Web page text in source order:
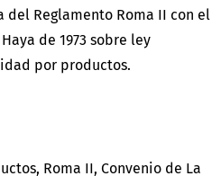
Roma II Convenio de La
del Reglamento Roma II con el
de 1973 sobre ley
por productos.